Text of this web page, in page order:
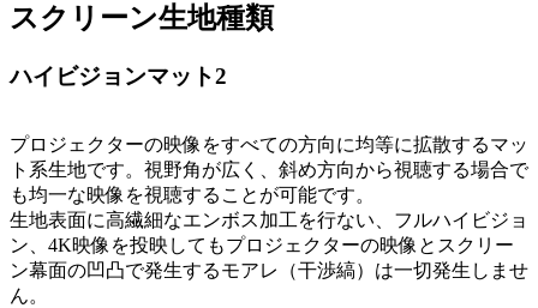
スクリーン生地種類
ハイビジョンマット2
プロジェクターの映像をすべての方向に均等に拡散するマッ
ト系生地です。視野角が広く、斜め方向から視聴する場合で
も均一な映像を視聴することが可能です。
生地表面に高繊細なエンボス加工を行ない、フルハイビジョ
ン、4K映像を投映してもプロジェクターの映像とスクリー
ン幕面の凹凸で発生するモアレ（干渉縞）は一切発生しませ
ん。